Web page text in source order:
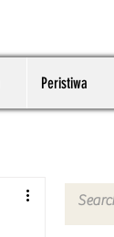
Peristiwa